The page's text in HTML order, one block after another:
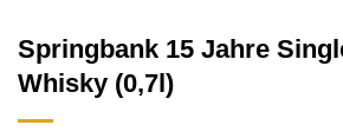
Springbank 15 Jahre
Whisky (0,7l)